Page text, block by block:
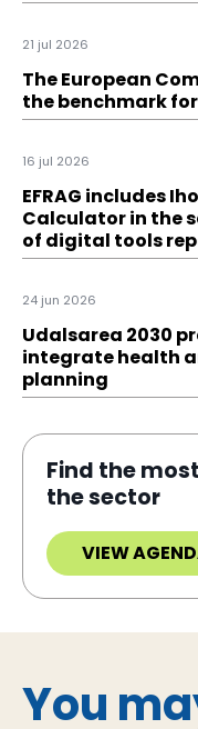
21 jul 2026
The European
the benchmark
16 jul 2026
EFRAG includes
Calculator in the
of digital tools
24 jun 2026
Udalsarea 2030
integrate health
planning
Find the
the sector
VIEW
You